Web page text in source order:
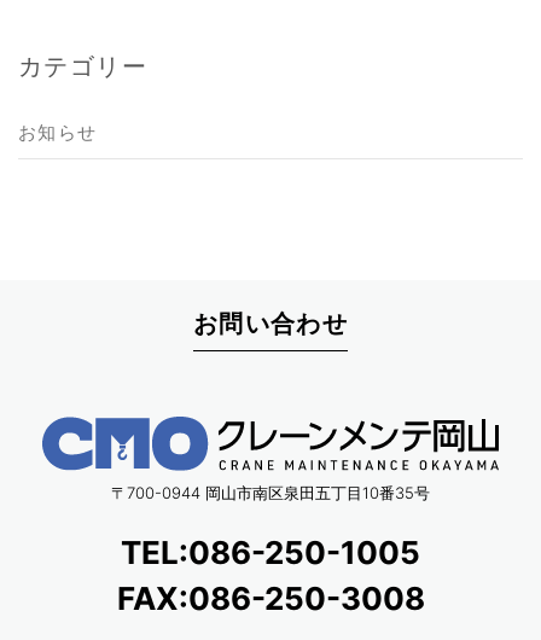
カテゴリー
お知らせ
お問い合わせ
〒700-0944 岡山市南区泉田五丁目10番35号
TEL:086-250-1005
FAX:086-250-3008